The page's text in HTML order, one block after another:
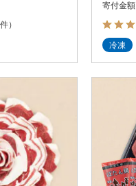
）
寄付金額
冷凍